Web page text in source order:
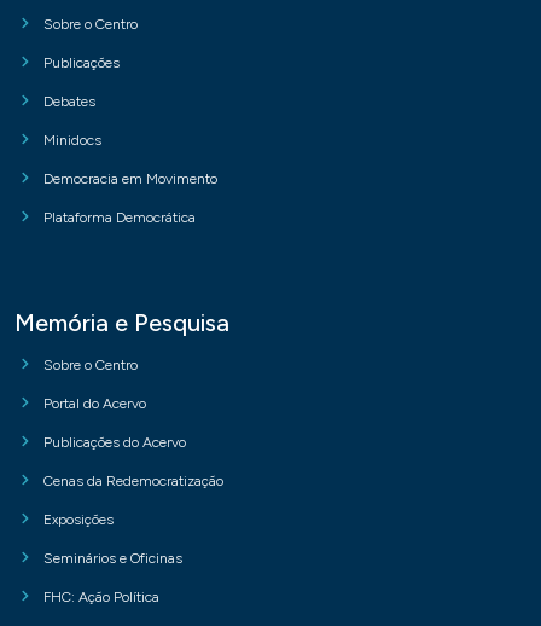
Sobre o Centro
Publicações
Debates
Minidocs
Democracia em Movimento
Plataforma Democrática
Memória e Pesquisa
Sobre o Centro
Portal do Acervo
Publicações do Acervo
Cenas da Redemocratização
Exposições
Seminários e Oficinas
FHC: Ação Política